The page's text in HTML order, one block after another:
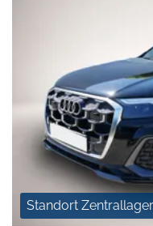
Standort Zentrallager